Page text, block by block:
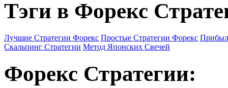
Тэги в Форекс
Лучшие Стратегии Форекс Простые Стратегии Форекс
Скальпинг Стратегии Метод Японских Свечей
Форекс Стратегии: